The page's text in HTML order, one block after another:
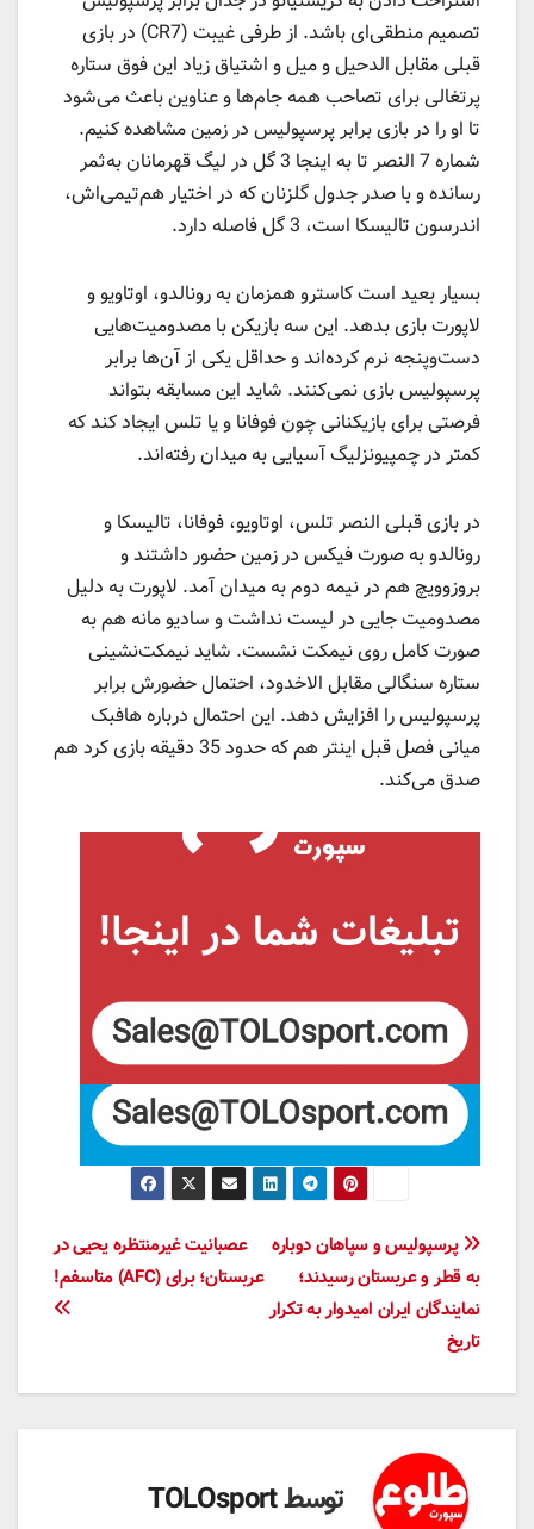
تصمیم منطقی‌ای باشد. از طرفی غیبت (CR7) در بازی
قبلی مقابل الدحیل و میل و اشتیاق زیاد این فوق ستاره
پرتغالی برای تصاحب همه جام‌ها و عناوین باعث می‌شود
تا او را در بازی برابر پرسپولیس در زمین مشاهده کنیم.
شماره 7 النصر تا به اینجا 3 گل در لیگ قهرمانان به‌ثمر
رسانده و با صدر جدول گلزنان که در اختیار هم‌تیمی‌اش،
اندرسون تالیسکا است، 3 گل فاصله دارد.
بسیار بعید است کاسترو همزمان به رونالدو، اوتاویو و
لاپورت بازی بدهد. این سه بازیکن با مصدومیت‌هایی
دست‌وپنجه نرم کرده‌اند و حداقل یکی از آن‌ها برابر
پرسپولیس بازی نمی‌کنند. شاید این مسابقه بتواند
فرصتی برای بازیکنانی چون فوفانا و یا تلس ایجاد کند که
کمتر در چمپیونزلیگ آسیایی به میدان رفته‌اند.
در بازی قبلی النصر تلس، اوتاویو، فوفانا، تالیسکا و
رونالدو به صورت فیکس در زمین حضور داشتند و
بروزوویچ هم در نیمه دوم به میدان آمد. لاپورت به دلیل
مصدومیت جایی در لیست نداشت و سادیو مانه هم به
صورت کامل روی نیمکت نشست. شاید نیمکت‌نشینی
ستاره سنگالی مقابل الاخدود، احتمال حضورش برابر
پرسپولیس را افزایش دهد. این احتمال درباره هافبک
میانی فصل قبل اینتر هم که حدود 35 دقیقه بازی کرد هم
صدق می‌کند.
راهبری
نوشته
عصبانیت غیرمنتظره یحیی در
عربستان؛ برای (AFC) متاسفم!
پرسپولیس و سپاهان دوباره
به قطر و عربستان رسیدند؛
نمایندگان ایران امیدوار به تکرار
تاریخ
توسطTOLOsport